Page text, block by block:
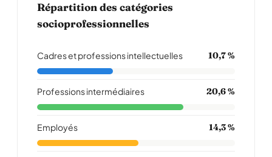
Répartition des catégories
socioprofessionnelles
Cadres et professions intellectuelles 10,7 %
Professions intermédiaires 20,6 %
Employés 14,3 %